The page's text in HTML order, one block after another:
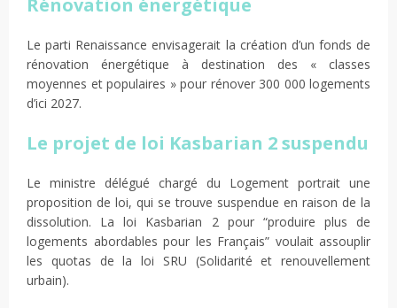
Le parti Renaissance envisagerait la création d’un fonds de
rénovation énergétique à destination des « classes
moyennes et populaires » pour rénover 300 000 logements
d’ici 2027.
Le projet de loi Kasbarian 2 suspendu
Le ministre délégué chargé du Logement portrait une
proposition de loi, qui se trouve suspendue en raison de la
dissolution. La loi Kasbarian 2 pour “produire plus de
logements abordables pour les Français” voulait assouplir
les quotas de la loi SRU (Solidarité et renouvellement
urbain).